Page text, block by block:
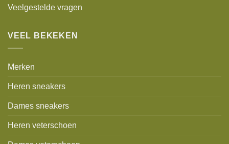
Veelgestelde vragen
VEEL BEKEKEN
Merken
Heren sneakers
Dames sneakers
Heren veterschoen